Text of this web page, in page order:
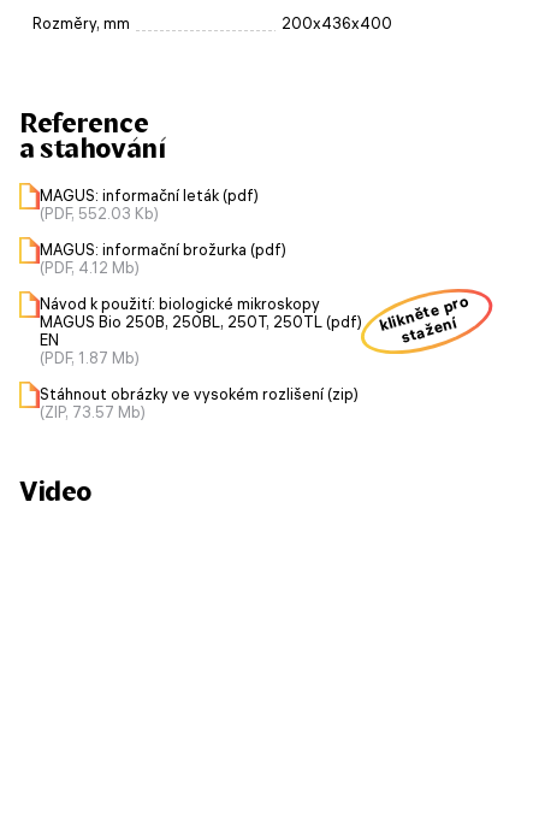
Rozměry, mm 200x436x400
Reference
a stahování
MAGUS: informační leták (pdf)
(PDF, 552.03 Kb)
MAGUS: informační brožurka (pdf)
(PDF, 4.12 Mb)
Návod k použití: biologické mikroskopy
MAGUS Bio 250B, 250BL, 250T, 250TL (pdf)
EN
(PDF, 1.87 Mb)
Stáhnout obrázky ve vysokém rozlišení (zip)
(ZIP, 73.57 Mb)
klikněte pro
stažení
Video